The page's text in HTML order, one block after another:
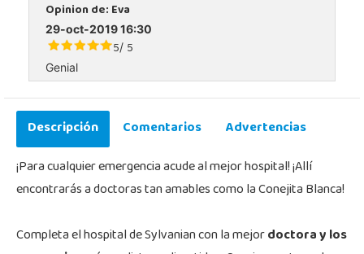
Opinion de:Eva
29-oct-2019 16:30
5/ 5
Genial
Descripción Comentarios
Advertencias
¡Para cualquier emergencia acude al mejor hospital! ¡Allí
encontrarás a doctoras tan amables como la Conejita Blanca!
Completa el hospital de Sylvanian con la mejordoctora y los